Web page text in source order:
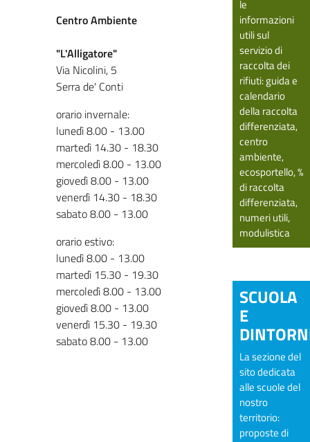
Centro Ambiente
"L'Alligatore"
Via Nicolini, 5
Serra de' Conti
orario invernale:
lunedì 8.00 - 13.00
martedì 14.30 - 18.30
mercoledì 8.00 - 13.00
giovedì 8.00 - 13.00
venerdì 14.30 - 18.30
sabato 8.00 - 13.00
orario estivo:
lunedì 8.00 - 13.00
martedì 15.30 - 19.30
mercoledì 8.00 - 13.00
giovedì 8.00 - 13.00
venerdì 15.30 - 19.30
sabato 8.00 - 13.00
le
informazioni
utili sul
servizio di
raccolta dei
rifiuti: guida e
calendario
della raccolta
differenziata,
centro
ambiente,
ecosportello, %
di raccolta
differenziata,
numeri utili,
modulistica
SCUOLA
E
La sezione del
sito dedicata
alle scuole del
nostro
territorio:
proposte di